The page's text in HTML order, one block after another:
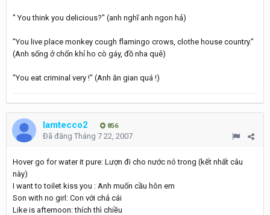
" You think you delicious?" (anh nghĩ anh ngon hả)
"You live place monkey cough flamingo crows, clothe house country."
(Anh sống ở chốn khỉ ho cò gáy, đồ nha quê)
"You eat criminal very !" (Anh ăn gian quá !)
lamtecco2 856
Đã đăng Tháng 7 22, 2007
Hover go for water it pure: Lượn đi cho nước nó trong (kết nhất câu
này)
I want to toilet kiss you : Anh muốn cầu hôn em
Son with no girl: Con với chả cái
Like is afternoon: thích thì chiều